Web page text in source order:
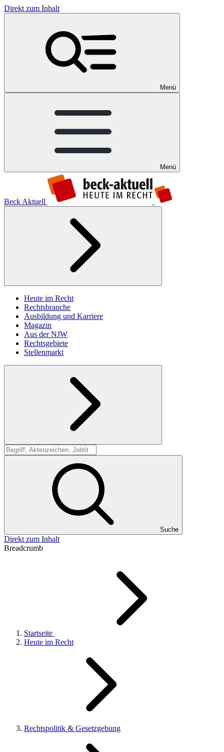
Direkt zum Inhalt
Menü
Menü
Beck Aktuell
Heute im Recht
Rechtsbranche
Ausbildung und Karriere
Magazin
Aus der NJW
Rechtsgebiete
Stellenmarkt
Suche
Suche
Direkt zum Inhalt
Breadcrumb
Startseite
Heute im Recht
Rechtspolitik & Gesetzgebung